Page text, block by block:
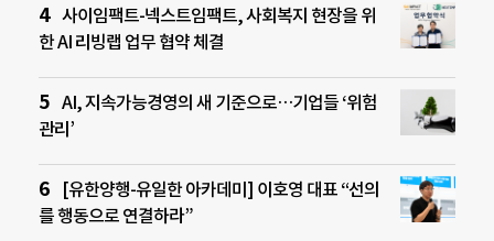
사이임팩트-넥스트임팩트, 사회복지 현장을 위
한 AI 리빙랩 업무 협약 체결
AI, 지속가능경영의 새 기준으로…기업들 ‘위험
관리’
[유한양행-유일한 아카데미] 이호영 대표 “선의
를 행동으로 연결하라”